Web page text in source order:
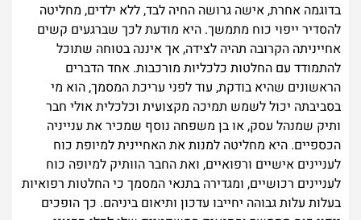
בדוגמה אחרת, אישה גרושה החיה לבד, ללא ילדים, מחליטה
להסדיר ייפוי כוח מתמשך. היא מודעת לכך שברגעים קשים
אחייניתה הקרובה תהיה לצידה, אך איננה בטוחה שתוכל
להתמודד עם החלטות כלכליות מורכבות. אחד הדברים
הראשונים שהיא בודקת, עוד לפני עריכת המסמך, הוא מי
בסביבתה יכול לשמש תמיכה מקצועית וכלכלית אולי חבר
ותיק שמנהל עסק, או בן משפחה נוסף שמכיר את ענייניה
הכספיים. היא מחליטה למנות את האחיינית למיופת כוח
לעניינים אישיים ורפואיים, ואת החבר הוותיק למיופה כוח
לעניינים רכושיים, ומגדירה בתנאי המסמך כי החלטות רפואיות
בעלות עלות גבוהה יחייבו עדכון ותיאום ביניהם. כך הופכים